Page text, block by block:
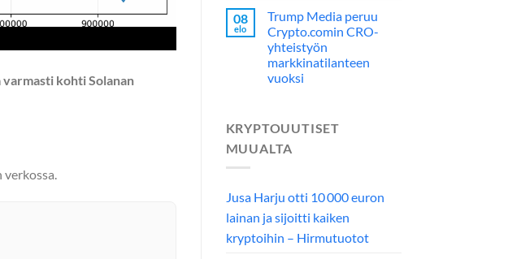
kohti Solanan
08
elo
Trump Media peruu
Crypto.comin CRO-
yhteistyön
markkinatilanteen
vuoksi
KRYPTOUUTISET
MUUALTA
Jusa Harju otti 10 000 euron
lainan ja sijoitti kaiken
kryptoihin – Hirmutuotot